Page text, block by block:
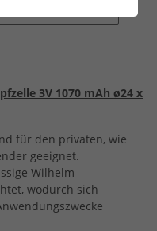
3V 1070 mAh ø24 x
für den privaten, wie
geeignet.
Wilhelm
wodurch sich